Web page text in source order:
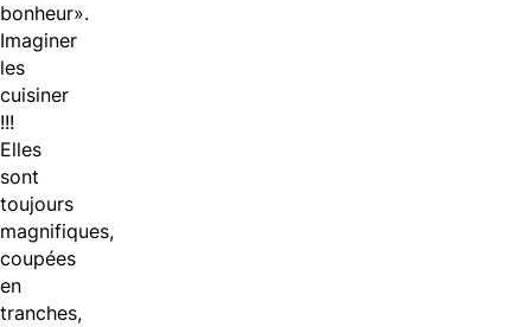
bonheur».
Imaginer
les
cuisiner
!!!
Elles
sont
toujours
magnifiques,
coupées
en
tranches,